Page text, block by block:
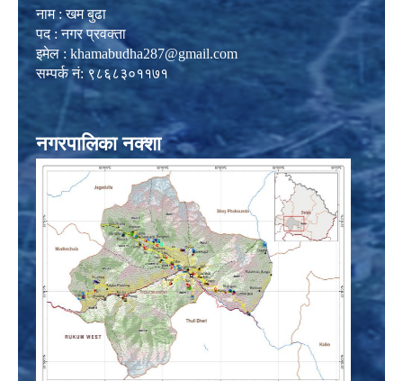
नाम : खम बुढा
पद : नगर प्रवक्ता
इमेल : khamabudha287@gmail.com
सम्पर्क नं: ९८६८३०११७१
नगरपालिका नक्शा